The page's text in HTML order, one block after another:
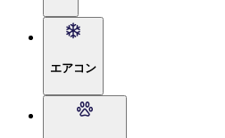
エアコン